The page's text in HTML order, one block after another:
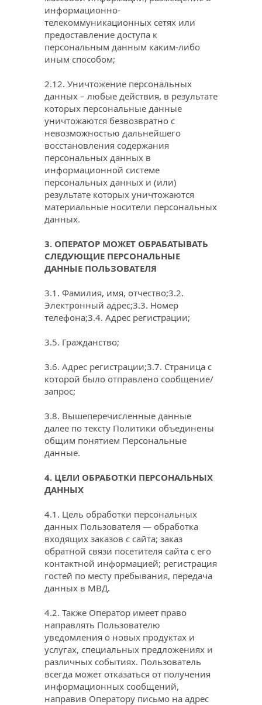
информационно-
телекоммуникационных сетях или
предоставление доступа к
персональным данным каким-либо
иным способом;
2.12. Уничтожение персональных
данных – любые действия, в результате
которых персональные данные
уничтожаются безвозвратно с
невозможностью дальнейшего
восстановления содержания
персональных данных в
информационной системе
персональных данных и (или)
результате которых уничтожаются
материальные носители персональных
данных.
3. ОПЕРАТОР МОЖЕТ ОБРАБАТЫВАТЬ
СЛЕДУЮЩИЕ ПЕРСОНАЛЬНЫЕ
ДАННЫЕ ПОЛЬЗОВАТЕЛЯ
3.1. Фамилия, имя, отчество;3.2.
Электронный адрес;3.3. Номер
телефона;3.4. Адрес регистрации;
3.5. Гражданство;
3.6. Адрес регистрации;3.7. Страница с
которой было отправлено сообщение/
запрос;
3.8. Вышеперечисленные данные
далее по тексту Политики объединены
общим понятием Персональные
данные.
4. ЦЕЛИ ОБРАБОТКИ ПЕРСОНАЛЬНЫХ
ДАННЫХ
4.1. Цель обработки персональных
данных Пользователя — обработка
входящих заказов с сайта; заказ
обратной связи посетителя сайта с его
контактной информацией; регистрация
гостей по месту пребывания, передача
данных в МВД.
4.2. Также Оператор имеет право
направлять Пользователю
уведомления о новых продуктах и
услугах, специальных предложениях и
различных событиях. Пользователь
всегда может отказаться от получения
информационных сообщений,
направив Оператору письмо на адрес